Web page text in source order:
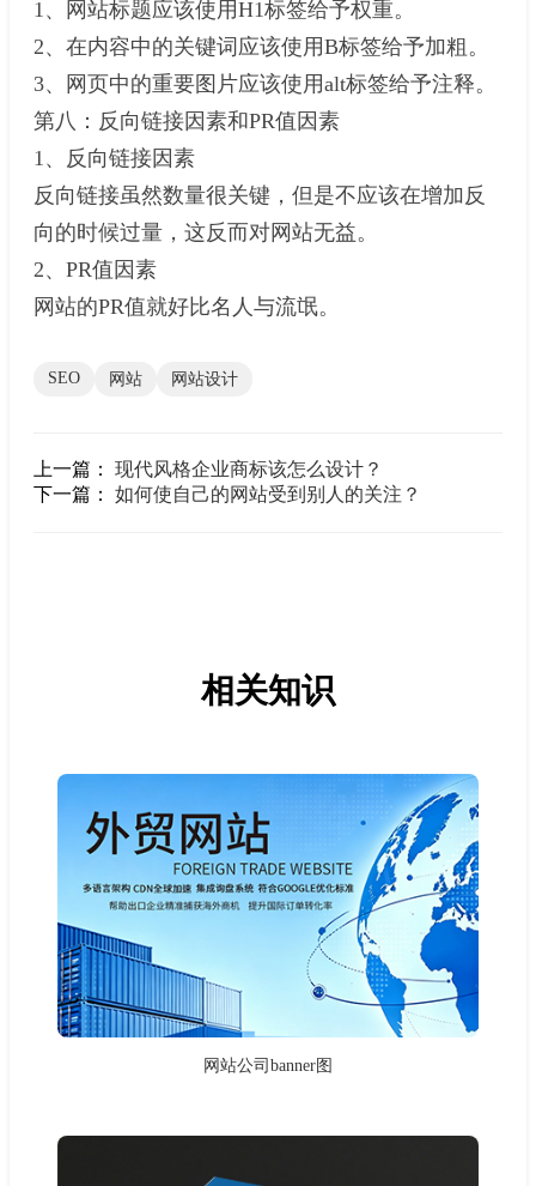
1、网站标题应该使用H1标签给予权重。
2、在内容中的关键词应该使用B标签给予加粗。
3、网页中的重要图片应该使用alt标签给予注释。
第八：反向链接因素和PR值因素
1、反向链接因素
反向链接虽然数量很关键，但是不应该在增加反
向的时候过量，这反而对网站无益。
2、PR值因素
网站的PR值就好比名人与流氓。
SEO 网站 网站设计
上一篇： 现代风格企业商标该怎么设计？
下一篇： 如何使自己的网站受到别人的关注？
相关知识
网站公司banner图